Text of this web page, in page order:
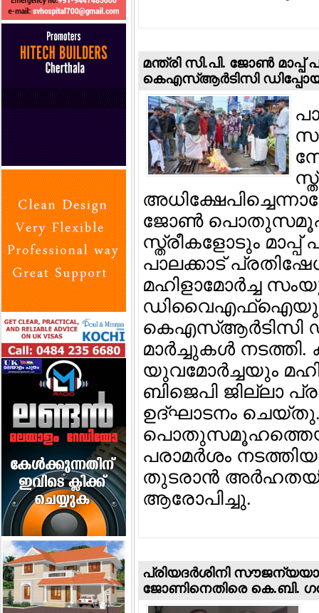
മന്ത്രി സി.പി. ജോണ്‍
കെഎസ്ആര്‍ടിസി
ജോണ്‍
സ്ത്രീകളോടും
പാലക്കാട്
മഹിളാമോര്‍ച്ച
കെഎസ്ആര്‍ടിസി
മാര്‍ച്ചുകള്‍
യുവമോര്‍ച്ചയും
ബിജെപി ജില്ലാ
ഉദ്ഘാടനം ചെയ്തു.
പരാമര്‍ശം
തുടരാന്‍
ആരോപിച്ചു.
പ്രിയദര്‍ശിനി
ജോണിനെതിരെ കെ.ബി.